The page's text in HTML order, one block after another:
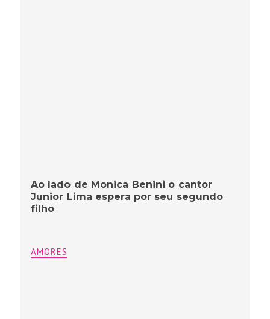
Ao lado de Monica Benini o cantor
Junior Lima espera por seu segundo
filho
AMORES